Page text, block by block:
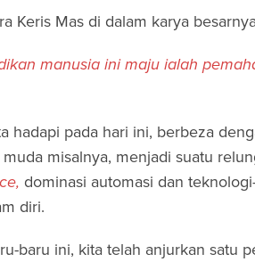
Keris Mas di dalam karya
manusia ini maju ialah
hadapi pada hari ini, berbeza
misalnya, menjadi suatu
dominasi automasi dan
diri.
baru ini, kita telah anjurkan satu